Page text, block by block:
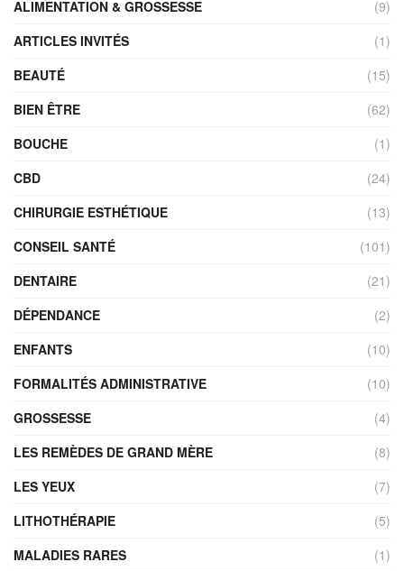
ALIMENTATION & GROSSESSE
(9)
ARTICLES INVITÉS
(1)
BEAUTÉ
(15)
BIEN ÊTRE
(62)
BOUCHE
(1)
CBD
(24)
CHIRURGIE ESTHÉTIQUE
(13)
CONSEIL SANTÉ
(101)
DENTAIRE
(21)
DÉPENDANCE
(2)
ENFANTS
(10)
FORMALITÉS ADMINISTRATIVE
(10)
GROSSESSE
(4)
LES REMÈDES DE GRAND MÈRE
(8)
LES YEUX
(7)
LITHOTHÉRAPIE
(5)
MALADIES RARES
(1)